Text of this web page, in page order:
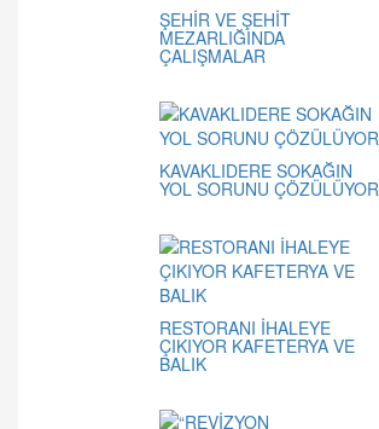
ŞEHİR VE ŞEHİT
MEZARLIĞINDA
ÇALIŞMALAR
KAVAKLIDERE SOKAĞIN
YOL SORUNU ÇÖZÜLÜYOR
RESTORANI İHALEYE
ÇIKIYOR KAFETERYA VE
BALIK